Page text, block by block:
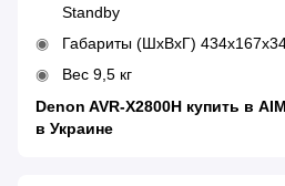
Standby
Габариты (ШхВхГ)
Вес 9,5 кг
Denon AVR-X2800H купить в
в Украине